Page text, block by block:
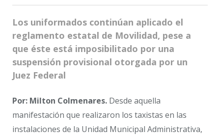
Los uniformados continúan aplicado el
reglamento estatal de Movilidad, pese a
que éste está imposibilitado por una
suspensión provisional otorgada por un
Juez Federal
Por: Milton Colmenares. Desde aquella
manifestación que realizaron los taxistas en las
instalaciones de la Unidad Municipal Administrativa,